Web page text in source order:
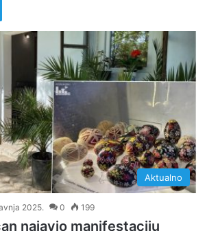
Aktualno
2025. 0 199
najavio manifestaciju